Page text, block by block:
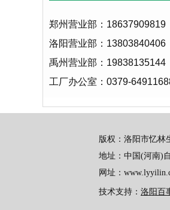
郑州营业部：18637909819
洛阳营业部：13803840406
禹州营业部：19838135144
工厂办公室：0379-
版权：洛阳市忆林
地址：中国(河南)
网址：
技术支持： 洛阳百